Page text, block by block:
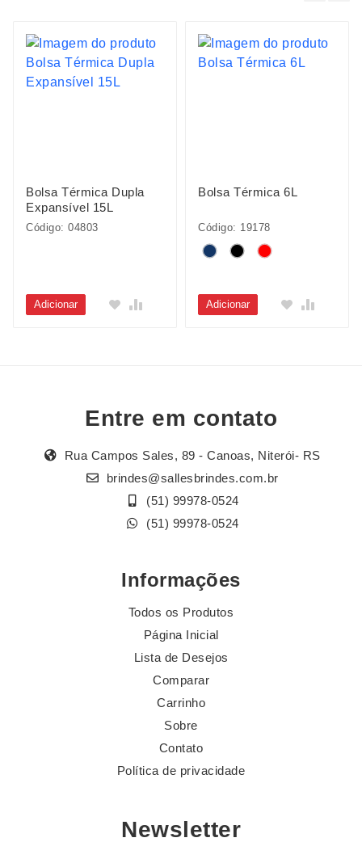
Bolsa Térmica Dupla
Expansível 15L
Código: 04803
Adicionar
Bolsa Térmica 6L
Código: 19178
Adicionar
Entre em contato
Rua Campos Sales, 89 - Canoas, Niterói- RS
brindes@sallesbrindes.com.br
(51) 99978-0524
(51) 99978-0524
Informações
Todos os Produtos
Página Inicial
Lista de Desejos
Comparar
Carrinho
Sobre
Contato
Política de privacidade
Newsletter